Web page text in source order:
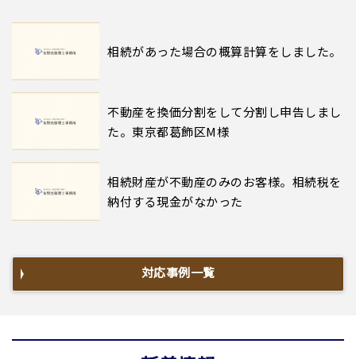
相続があった場合の概算計算をしました。
不動産を換価分割をして分割し申告しまし
た。東京都葛飾区M様
相続財産が不動産のみのお客様。相続税を
納付する現金がなかった
対応事例一覧